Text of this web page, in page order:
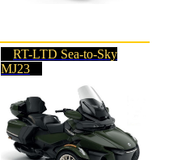
RT-LTD Sea-to-Sky
MJ23